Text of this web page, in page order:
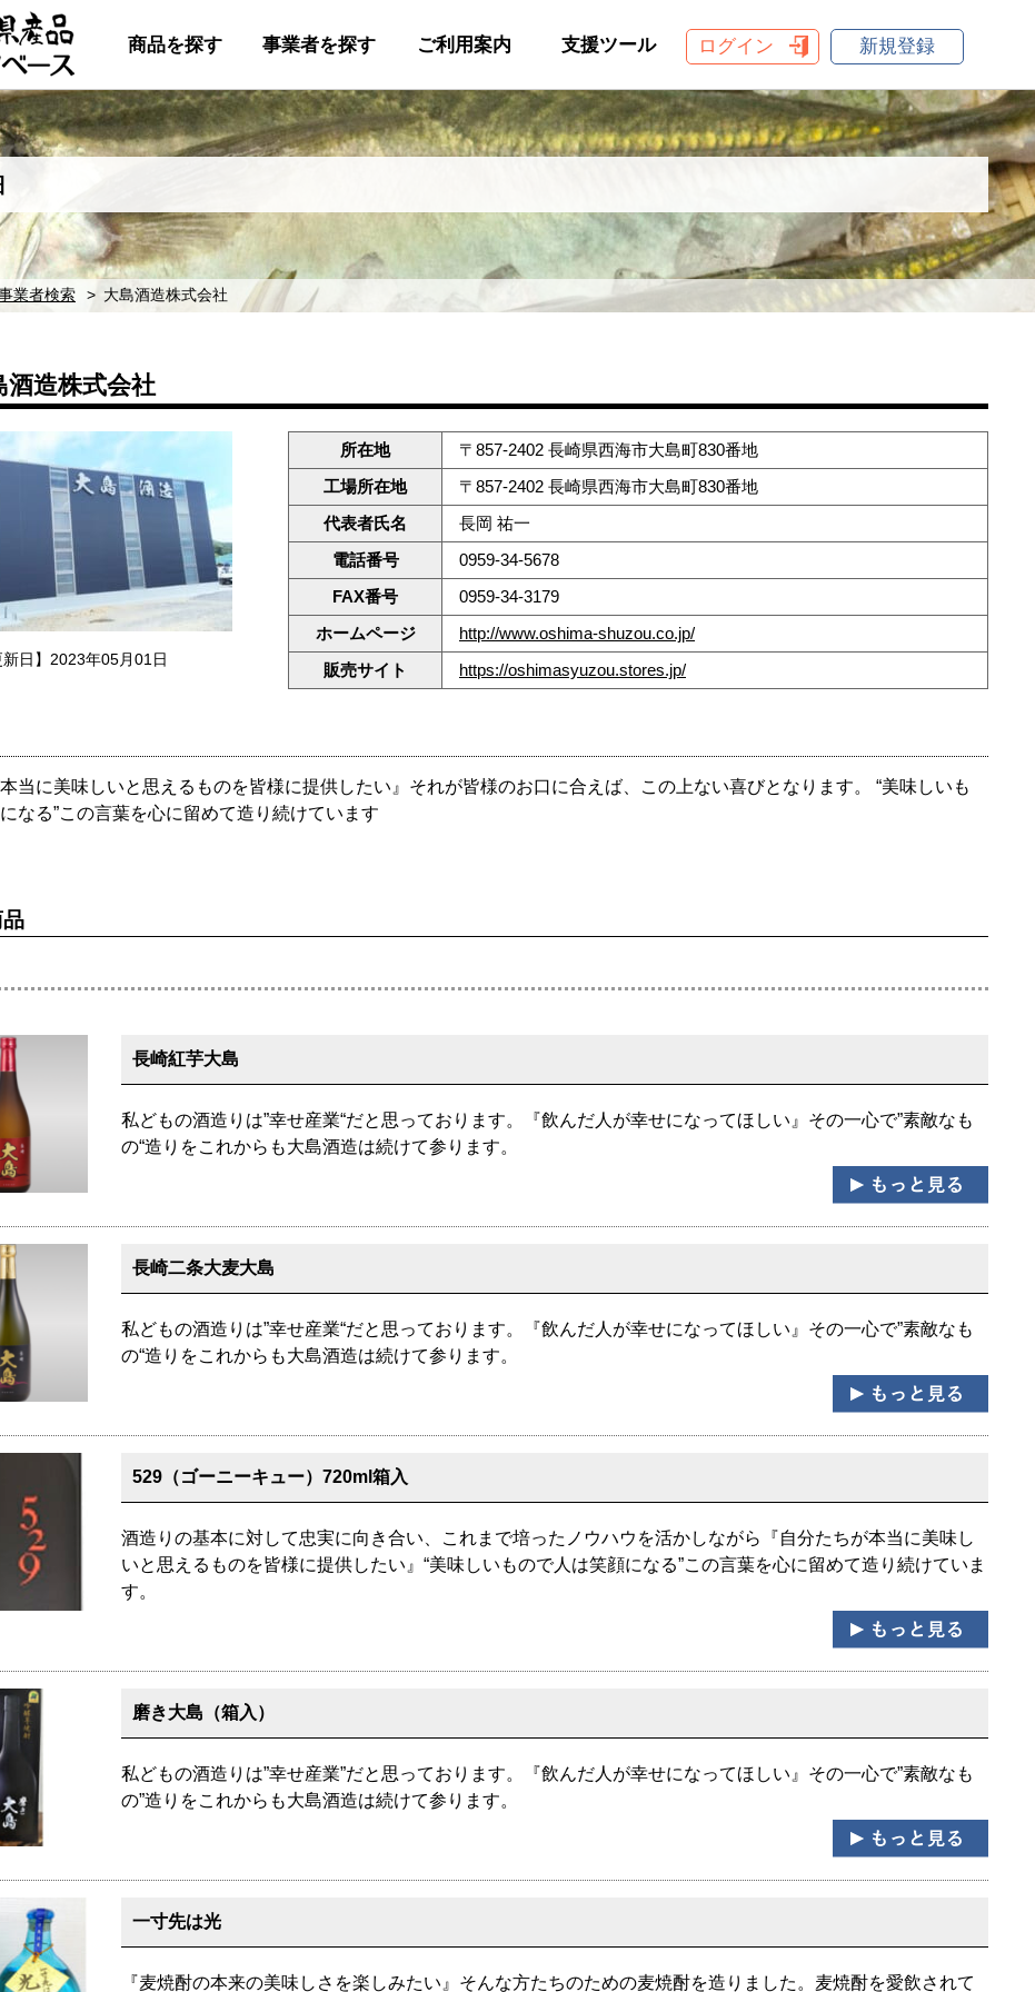
商品を探す 事業者を探す ご利用案内 支援ツール ログイン 新規登録
業者検索 大島酒造株式会社
酒造株式会社
新日】2023年05月01日
所在地
〒857-2402 長崎県西海市大島町830番地
工場所在地
〒857-2402 長崎県西海市大島町830番地
代表者氏名
長岡 祐一
電話番号
0959-34-5678
FAX番号
0959-34-3179
ホームページ
http://www.oshima-shuzou.co.jp/
販売サイト
https://oshimasyuzou.stores.jp/
本当に美味しいと思えるものを皆様に提供したい』それが皆様のお口に合えば、この上ない喜びとなります。 “美味しいも
なる”この言葉を心に留めて造り続けています
長崎紅芋大島
私どもの酒造りは”幸せ産業“だと思っております。『飲んだ人が幸せになってほしい』その一心で”素敵なも
の“造りをこれからも大島酒造は続けて参ります。
長崎二条大麦大島
私どもの酒造りは”幸せ産業“だと思っております。『飲んだ人が幸せになってほしい』その一心で”素敵なも
の“造りをこれからも大島酒造は続けて参ります。
529（ゴーニーキュー）720ml箱入
酒造りの基本に対して忠実に向き合い、これまで培ったノウハウを活かしながら『自分たちが本当に美味し
いと思えるものを皆様に提供したい』“美味しいもので人は笑顔になる”この言葉を心に留めて造り続けていま
す。
磨き大島（箱入）
私どもの酒造りは”幸せ産業”だと思っております。『飲んだ人が幸せになってほしい』その一心で”素敵なも
の”造りをこれからも大島酒造は続けて参ります。
一寸先は光
『麦焼酎の本来の美味しさを楽しみたい』そんな方たちのための麦焼酎を造りました。麦焼酎を愛飲されて